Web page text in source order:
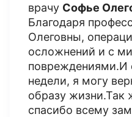
врачу Софье
Благодаря
Олеговны,
осложнений и с
повреждениями.И
недели, я могу
образу жизни.Так
спасибо всему